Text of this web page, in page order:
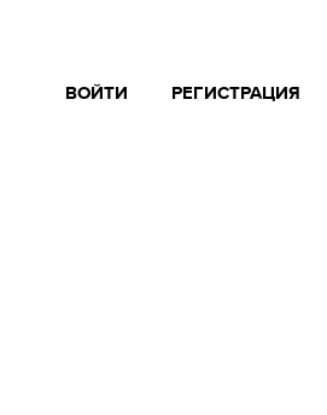
ВОЙТИ РЕГИСТРАЦИЯ